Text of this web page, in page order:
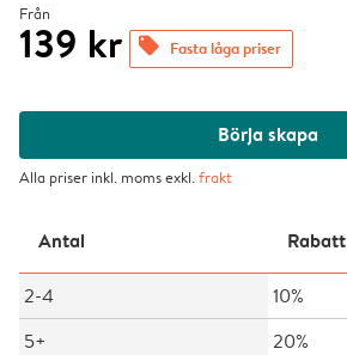
Från
139 kr offers Fasta låga priser
Börja skapa
Alla priser inkl. moms exkl.frakt
Antal Rabatt
2-4
10%
5+
20%